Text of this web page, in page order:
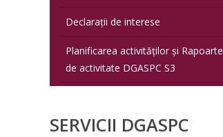
Declarații de interese
Planificarea activităților și Rapoarte
de activitate DGASPC S3
SERVICII DGASPC